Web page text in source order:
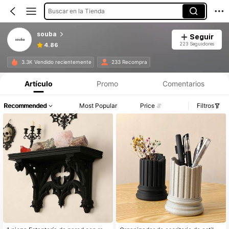
Buscar en la Tienda
souba
4.86
Seguir
223 Seguidores
3.3K Vendido recientemente 233 Recompra
Artículo Promo Comentarios
Recommended Most Popular Price Filtros